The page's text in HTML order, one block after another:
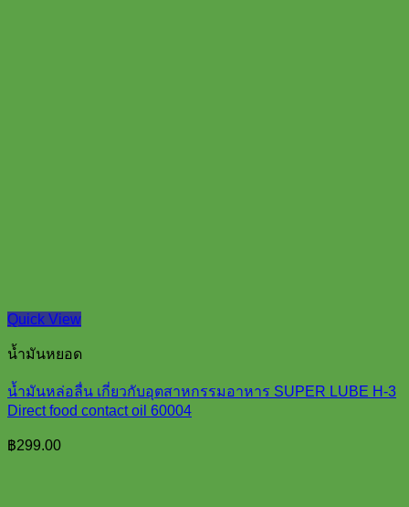
Quick View
น้ำมันหยอด
น้ำมันหล่อลื่น เกี่ยวกับอุตสาหกรรมอาหาร SUPER LUBE H-3
Direct food contact oil 60004
฿299.00